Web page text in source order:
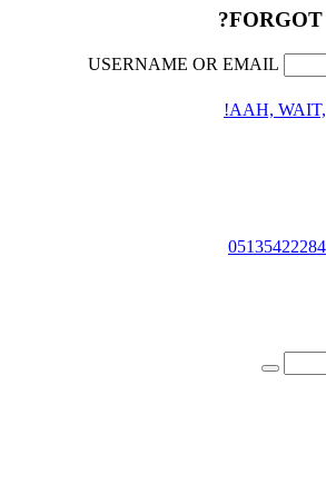
FORGOT
USERNAME OR EMAIL
AAH,
05135422284